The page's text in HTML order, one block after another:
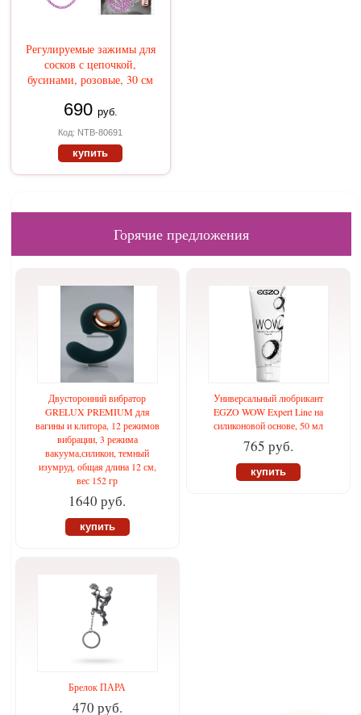
Регулируемые зажимы для
сосков с цепочкой,
бусинами, розовые, 30 см
690 руб.
Код: NTB-80691
купить
Горячие предложения
Двусторонний вибратор
GRELUX PREMIUM для
вагины и клитора, 12 режимов
вибрации, 3 режима
вакуума,силикон, темный
изумруд, общая длина 12 см,
вес 152 гр
1640 руб.
купить
Универсальный любрикант
EGZO WOW Expert Line на
силиконовой основе, 50 мл
765 руб.
купить
Брелок ПАРА
470 руб.